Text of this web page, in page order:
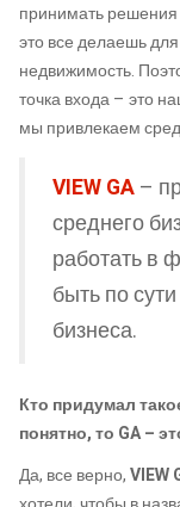
принимать решения
это все делаешь
недвижимость.
точка входа – это
мы привлекаем
VIEW GA –
среднего
работать в
быть по
бизнеса.
Кто придумал
понятно, то GA –
Да, все верно,VIEW